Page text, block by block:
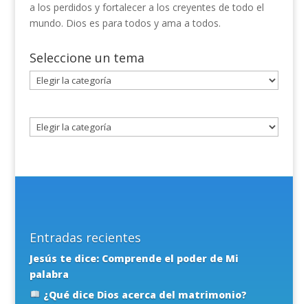
a los perdidos y fortalecer a los creyentes de todo el
mundo. Dios es para todos y ama a todos.
Seleccione un tema
Seleccione
un
Entradas recientes
Jesús te dice: Comprende el poder de Mi
palabra
¿Qué dice Dios acerca del matrimonio?